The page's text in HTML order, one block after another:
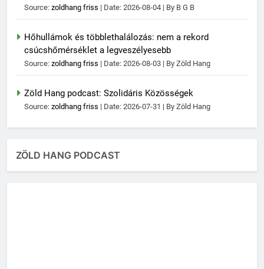
Source: zoldhang friss Date: 2026-08-04 By B G B
Hőhullámok és többlethalálozás: nem a rekord
csúcshőmérséklet a legveszélyesebb
Source: zoldhang friss Date: 2026-08-03 By Zöld Hang
Zöld Hang podcast: Szolidáris Közösségek
Source: zoldhang friss Date: 2026-07-31 By Zöld Hang
ZÖLD HANG PODCAST